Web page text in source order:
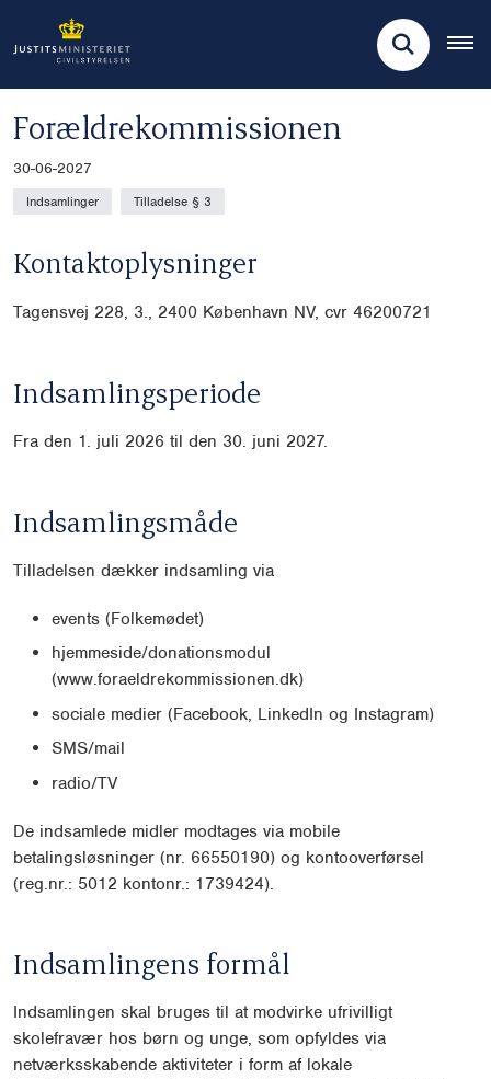
Forældrekommissionen
30-06-2027
Indsamlinger Tilladelse § 3
Kontaktoplysninger
Tagensvej 228, 3., 2400 København NV, cvr 46200721
Indsamlingsperiode
Fra den 1. juli 2026 til den 30. juni 2027.
Indsamlingsmåde
Tilladelsen dækker indsamling via
events (Folkemødet)
hjemmeside/donationsmodul
(www.foraeldrekommissionen.dk)
sociale medier (Facebook, LinkedIn og Instagram)
SMS/mail
radio/TV
De indsamlede midler modtages via mobile
betalingsløsninger (nr. 66550190) og kontooverførsel
(reg.nr.: 5012 kontonr.: 1739424).
Indsamlingens formål
Indsamlingen skal bruges til at modvirke ufrivilligt
skolefravær hos børn og unge, som opfyldes via
netværksskabende aktiviteter i form af lokale